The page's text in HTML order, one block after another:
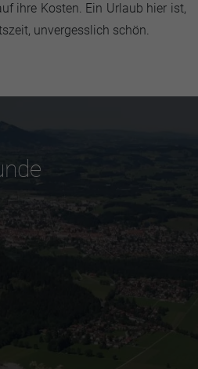
ihre Kosten. Ein Urlaub hier ist,
unvergesslich schön.